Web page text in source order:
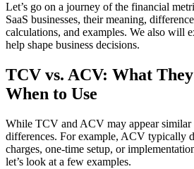
Let’s go on a journey of the financial
SaaS businesses, their meaning,
calculations, and examples. We also will
help shape business decisions.
TCV vs. ACV: What
When to Use
While TCV and ACV may appear similar
differences. For example, ACV typically
charges, one-time setup, or
let’s look at a few examples.